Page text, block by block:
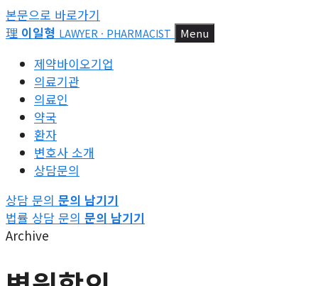
본문으로 바로가기
理 이일형 LAWYER · PHARMACIST Menu
제약바이오기업
의료기관
의료인
약국
환자
변호사 소개
상담문의
상담 문의 문의 남기기
법률 상담 문의 문의 남기기
Archive